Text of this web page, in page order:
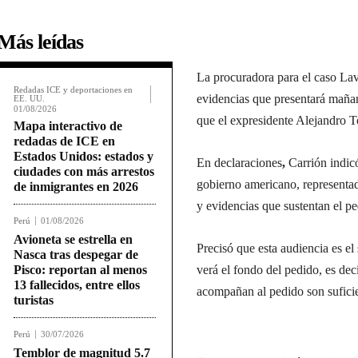
leídas
Redadas ICE y deportaciones en
EE. UU.
01/08/2026
Mapa interactivo de
redadas de ICE en
Estados Unidos: estados y
ciudades con más arrestos
de inmigrantes en 2026
Perú 01/08/2026
Avioneta se estrella en
Nasca tras despegar de
Pisco: reportan al menos
13 fallecidos, entre ellos
turistas
Perú 30/07/2026
Temblor de magnitud 5.7
La procuradora para el caso
evidencias que presentará
que el expresidente Alejandro
En declaraciones, Carrión
gobierno americano,
y evidencias que sustentan el
Precisó que esta audiencia es
verá el fondo del pedido, es
acompañan al pedido son